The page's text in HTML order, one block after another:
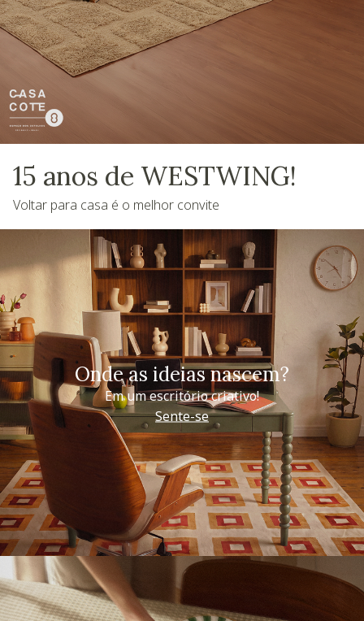
15 anos de WESTWING!
Voltar para casa é o melhor convite
Onde as ideias nascem?
Em um escritório criativo!
Sente-se